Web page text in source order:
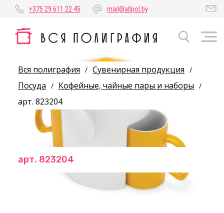
+375 29 611 22 45 mail@allpol.by
Вся полиграфия / Сувенирная продукция /
Посуда / Кофейные, чайные пары и наборы /
арт. 823204
арт. 823204